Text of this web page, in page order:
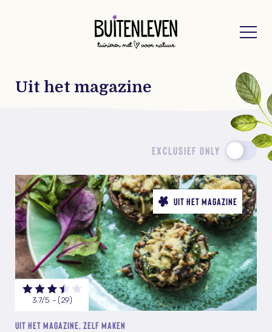
Uit het magazine
EXCLUSIEF ONLY
UIT HET MAGAZINE
3.7/5 - (29)
UIT HET MAGAZINE, ZELF MAKEN